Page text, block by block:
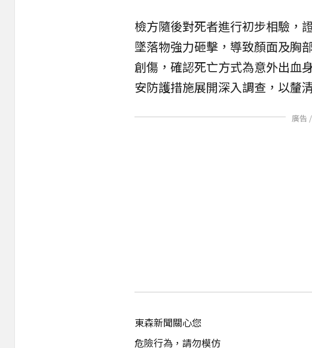
檢方隨後對死者進行初步相驗，
墜落物強力砸擊，導致顏面及胸
創傷，確認死亡方式為意外出血
安防護措施展開深入調查，以釐
廣告
東森新聞關心您
危險行為，請勿模仿